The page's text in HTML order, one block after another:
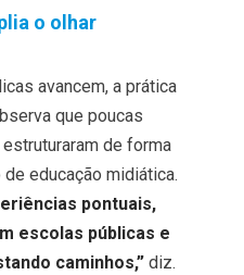
o olhar
avancem, a prática
que poucas
de forma
educação midiática.
pontuais,
escolas públicas e
caminhos,”diz.